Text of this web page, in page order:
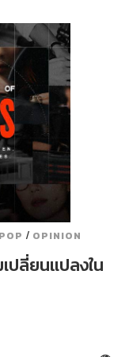
POP / OPINION
ปลี่ยนแปลงใน